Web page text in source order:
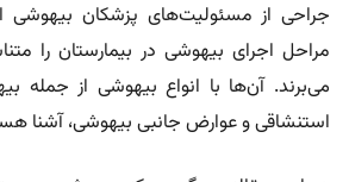
جراحی از مسئولیت‌های پزشکان
مراحل اجرای بیهوشی در بیمارستان را
می‌برند. آن‌ها با انواع بیهوشی از جمله
استنشاقی و عوارض جانبی بیهوشی، آشنا